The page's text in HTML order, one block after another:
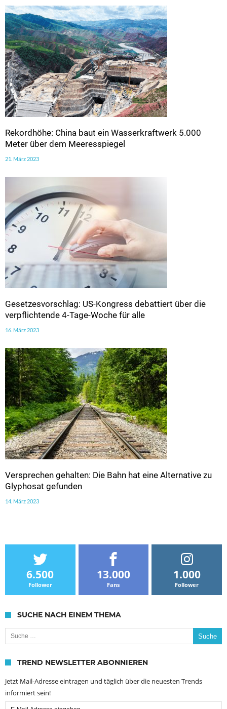
Rekordhöhe: China baut ein Wasserkraftwerk 5.000
Meter über dem Meeresspiegel
21. März 2023
Gesetzesvorschlag: US-Kongress debattiert über die
verpflichtende 4-Tage-Woche für alle
16. März 2023
Versprechen gehalten: Die Bahn hat eine Alternative zu
Glyphosat gefunden
14. März 2023
6.500
Follower
13.000
Fans
1.000
Follower
SUCHE NACH EINEM THEMA
Suche nach:
TREND NEWSLETTER ABONNIEREN
Jetzt Mail-Adresse eintragen und täglich über die neuesten Trends
informiert sein!
Email